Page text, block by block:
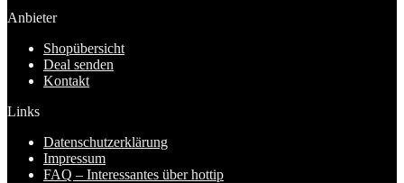
Anbieter
Shopübersicht
Deal senden
Kontakt
Links
Datenschutzerklärung
Impressum
FAQ – Interessantes über hottip